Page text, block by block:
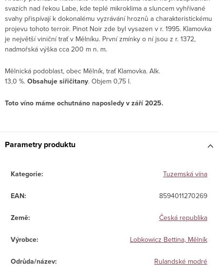
svazích nad řekou Labe, kde teplé mikroklima a sluncem vyhřívané
svahy přispívají k dokonalému vyzrávání hroznů a charakteristickému
projevu tohoto terroir. Pinot Noir zde byl vysazen v r. 1995. Klamovka
je největší viniční trať v Mělníku. První zmínky o ní jsou z r. 1372,
nadmořská výška cca 200 m n. m.
Mělnická podoblast, obec Mělník, trať Klamovka. Alk.
13,0 %. Obsahuje siřičitany. Objem 0,75 l.
Toto víno máme ochutnáno naposledy v září 2025.
Parametry produktu
Kategorie: Tuzemská vína
EAN: 8594011270269
Země: Česká republika
Výrobce: Lobkowicz Bettina, Mělník
Odrůda/název: Rulandské modré